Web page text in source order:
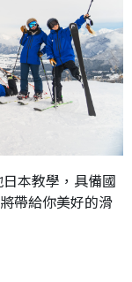
本教學，具備國
帶給你美好的滑